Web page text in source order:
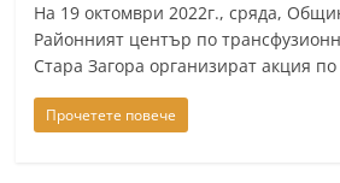
На 19 октомври 2022г., сряда,
Районният център по
Стара Загора организират акция
Прочетете повече